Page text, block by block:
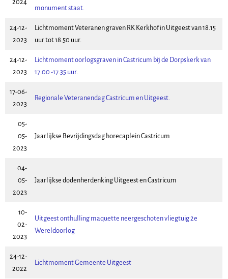
2024
monument staat.
24-12-
2023
Lichtmoment Veteranen graven RK Kerkhof in Uitgeest van 18.15
uur tot 18.50 uur.
24-12-
2023
Lichtmoment oorlogsgraven in Castricum bij de Dorpskerk van
17.00 -17.35 uur.
17-06-
2023
Regionale Veteranendag Castricum en Uitgeest.
05-
05-
2023
Jaarlijkse Bevrijdingsdag horecaplein Castricum
04-
05-
2023
Jaarlijkse dodenherdenking Uitgeest en Castricum
10-
02-
2023
Uitgeest onthulling maquette neergeschoten vliegtuig 2e
Wereldoorlog
24-12-
2022
Lichtmoment Gemeente Uitgeest